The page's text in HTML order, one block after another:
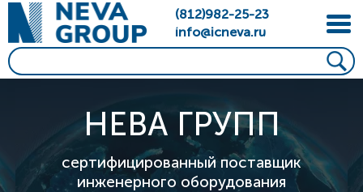
(812)982-25-23
info@icneva.ru
НЕВА ГРУПП
сертифицированный поставщик
инженерного оборудования